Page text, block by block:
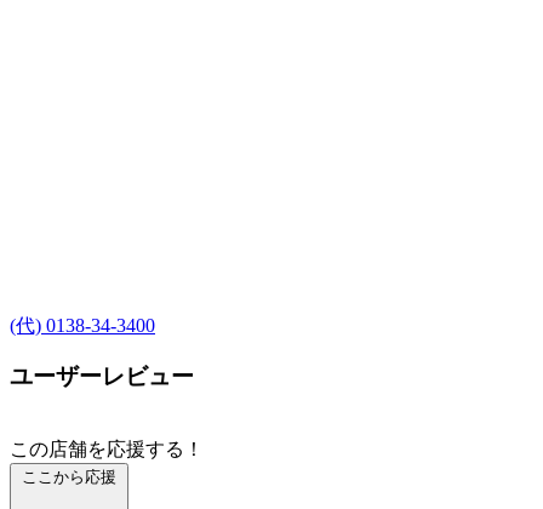
(代) 0138-34-3400
ユーザーレビュー
この店舗を応援する！
ここから応援